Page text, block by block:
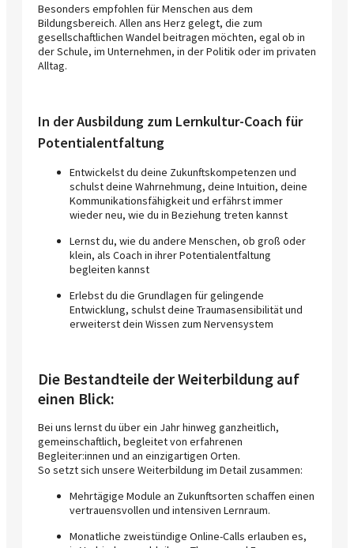
Besonders empfohlen für Menschen aus dem
Bildungsbereich. Allen ans Herz gelegt, die zum
gesellschaftlichen Wandel beitragen möchten, egal ob in
der Schule, im Unternehmen, in der Politik oder im privaten
Alltag.
In der Ausbildung zum Lernkultur-Coach für
Potentialentfaltung
Entwickelst du deine Zukunftskompetenzen und
schulst deine Wahrnehmung, deine Intuition, deine
Kommunikationsfähigkeit und erfährst immer
wieder neu, wie du in Beziehung treten kannst
Lernst du, wie du andere Menschen, ob groß oder
klein, als Coach in ihrer Potentialentfaltung
begleiten kannst
Erlebst du die Grundlagen für gelingende
Entwicklung, schulst deine Traumasensibilität und
erweiterst dein Wissen zum Nervensystem
Die Bestandteile der Weiterbildung auf
einen Blick:
Bei uns lernst du über ein Jahr hinweg ganzheitlich,
gemeinschaftlich, begleitet von erfahrenen
Begleiter:innen und an einzigartigen Orten.
So setzt sich unsere Weiterbildung im Detail zusammen:
Mehrtägige Module an Zukunftsorten schaffen einen
vertrauensvollen und intensiven Lernraum.
Monatliche zweistündige Online-Calls erlauben es,